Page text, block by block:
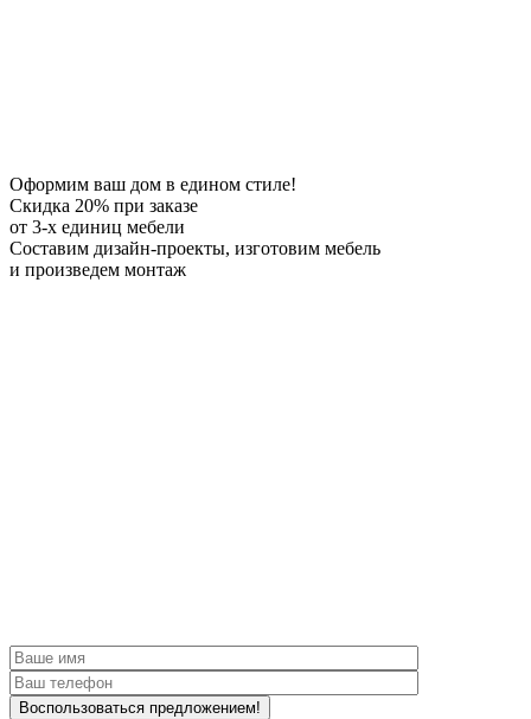
Оформим ваш дом в едином стиле!
Скидка 20% при заказе
от 3-х единиц мебели
Составим дизайн-проекты, изготовим мебель
и произведем монтаж